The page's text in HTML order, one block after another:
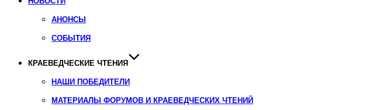
АНОНСЫ
СОБЫТИЯ
КРАЕВЕДЧЕСКИЕ ЧТЕНИЯ
НАШИ ПОБЕДИТЕЛИ
МАТЕРИАЛЫ ФОРУМОВ И КРАЕВЕДЧЕСКИХ ЧТЕНИЙ